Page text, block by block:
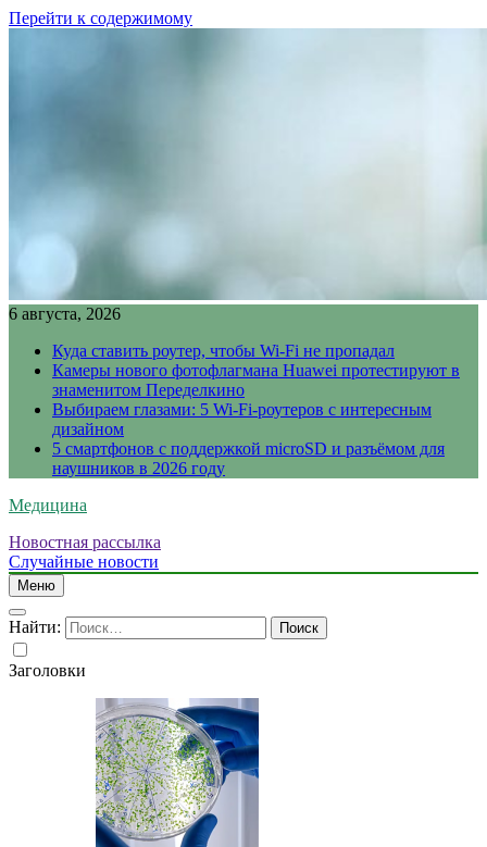
Перейти к содержимому
6 августа, 2026
Куда ставить роутер, чтобы Wi-Fi не пропадал
Камеры нового фотофлагмана Huawei протестируют в
знаменитом Переделкино
Выбираем глазами: 5 Wi-Fi-роутеров с интересным
дизайном
5 смартфонов с поддержкой microSD и разъёмом для
наушников в 2026 году
Медицина
Новостная рассылка
Случайные новости
Меню
Найти:
Заголовки